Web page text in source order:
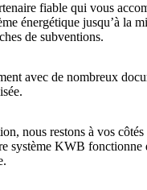
fiable qui vous
énergétique jusqu’à la
de subventions.
avec de nombreux
nous restons à vos
système KWB fonctionne